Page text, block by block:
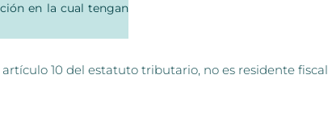
en la cual tengan
10 del estatuto tributario, no es residente fiscal